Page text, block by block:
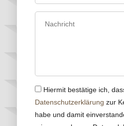
Hiermit bestätige ich,
Datenschutzerklärung zur
habe und damit